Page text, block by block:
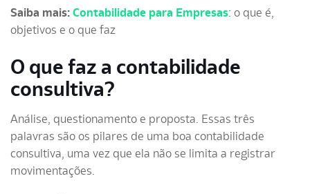
Saiba mais: Contabilidade para Empresas: o que é,
objetivos e o que faz
O que faz a contabilidade
consultiva?
Análise, questionamento e proposta. Essas três
palavras são os pilares de uma boa contabilidade
consultiva, uma vez que ela não se limita a registrar
movimentações.